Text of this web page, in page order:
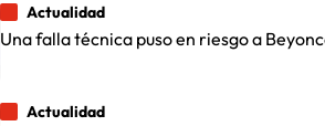
Actualidad
Una falla técnica puso en riesgo a
Actualidad